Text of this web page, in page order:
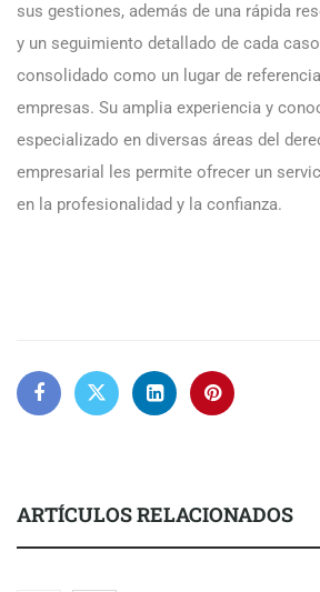
sus gestiones, además de una rápida
y un seguimiento detallado de cada
consolidado como un lugar de
empresas. Su amplia experiencia y
especializado en diversas áreas del
empresarial les permite ofrecer un
en la profesionalidad y la confianza.
ARTÍCULOS RELACIONADOS